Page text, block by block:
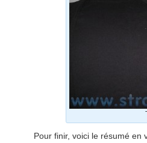
Pour finir, voici le résumé en